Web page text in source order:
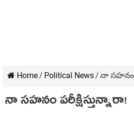
Home/ Political News/ నా సహనం
నా సహనం పరీక్షిస్తున్నారా!